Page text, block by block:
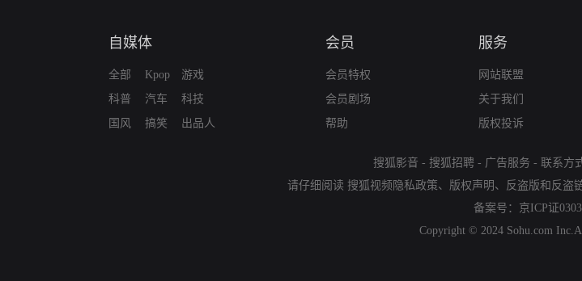
自媒体
全部
科普
国风
Kpop
汽车
搞笑
游戏
科技
出品人
会员
会员特权
会员剧场
帮助
服务
网站联盟
关于我们
版权投诉
搜狐影音 - 搜狐招聘 - 广告服务 - 联系方
请仔细阅读 搜狐视频隐私政策、 版权声明 、 反盗版和反盗
备案号： 京ICP证
Copyright © 2024 Sohu.com